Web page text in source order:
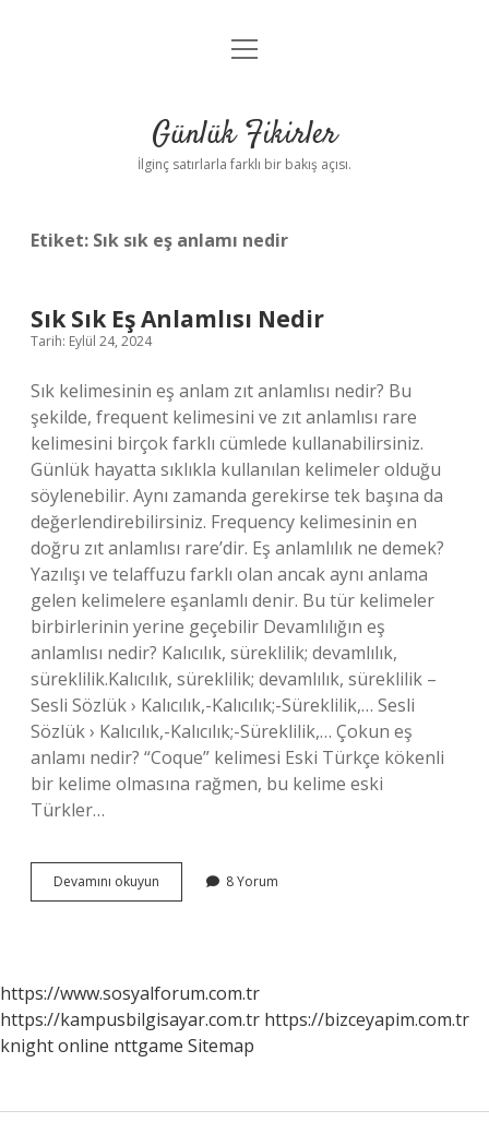
Anasayfa
Yasal Uyarı
menüyü
Günlük Fikirler
İlginç satırlarla farklı bir bakış açısı.
Etiket: Sık sık eş anlamı nedir
Sık Sık Eş Anlamlısı Nedir
Tarih: Eylül 24, 2024
Sık kelimesinin eş anlam zıt anlamlısı nedir? Bu
şekilde, frequent kelimesini ve zıt anlamlısı rare
kelimesini birçok farklı cümlede kullanabilirsiniz.
Günlük hayatta sıklıkla kullanılan kelimeler olduğu
söylenebilir. Aynı zamanda gerekirse tek başına da
değerlendirebilirsiniz. Frequency kelimesinin en
doğru zıt anlamlısı rare’dir. Eş anlamlılık ne demek?
Yazılışı ve telaffuzu farklı olan ancak aynı anlama
gelen kelimelere eşanlamlı denir. Bu tür kelimeler
birbirlerinin yerine geçebilir Devamlılığın eş
anlamlısı nedir? Kalıcılık, süreklilik; devamlılık,
süreklilik.Kalıcılık, süreklilik; devamlılık, süreklilik –
Sesli Sözlük › Kalıcılık,-Kalıcılık;-Süreklilik,… Sesli
Sözlük › Kalıcılık,-Kalıcılık;-Süreklilik,… Çokun eş
anlamı nedir? “Coque” kelimesi Eski Türkçe kökenli
bir kelime olmasına rağmen, bu kelime eski
Türkler…
Devamını okuyun
Sık
8 Yorum
https://www.sosyalforum.com.tr
https://kampusbilgisayar.com.tr https://bizceyapim.com.tr
knight online nttgame Sitemap